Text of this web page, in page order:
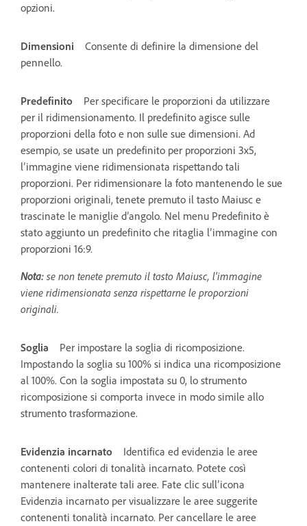
opzioni.
Dimensioni
Consente di definire la dimensione del
pennello.
Predefinito
Per specificare le proporzioni da utilizzare
per il ridimensionamento. Il predefinito agisce sulle
proporzioni della foto e non sulle sue dimensioni. Ad
esempio, se usate un predefinito per proporzioni 3x5,
l’immagine viene ridimensionata rispettando tali
proporzioni. Per ridimensionare la foto mantenendo le sue
proporzioni originali, tenete premuto il tasto Maiusc e
trascinate le maniglie d’angolo. Nel menu Predefinito è
stato aggiunto un predefinito che ritaglia l’immagine con
proporzioni 16:9.
Nota: se non tenete premuto il tasto Maiusc, l'immagine
viene ridimensionata senza rispettarne le proporzioni
originali.
Soglia
Per impostare la soglia di ricomposizione.
Impostando la soglia su 100% si indica una ricomposizione
al 100%. Con la soglia impostata su 0, lo strumento
ricomposizione si comporta invece in modo simile allo
strumento trasformazione.
Evidenzia incarnato
Identifica ed evidenzia le aree
contenenti colori di tonalità incarnato. Potete così
mantenere inalterate tali aree. Fate clic sull’icona
Evidenzia incarnato per visualizzare le aree suggerite
contenenti tonalità incarnato. Per cancellare le aree